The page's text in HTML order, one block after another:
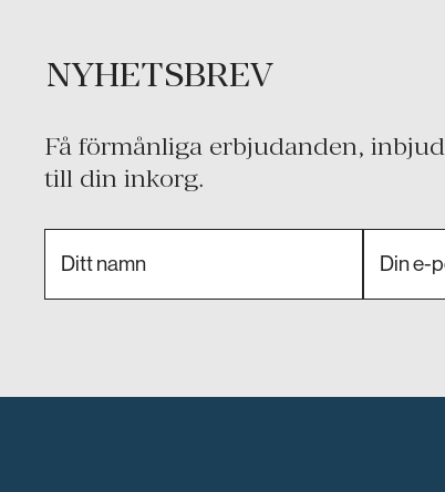
NYHETSBREV
Få förmånliga erbjudanden,
till din inkorg.